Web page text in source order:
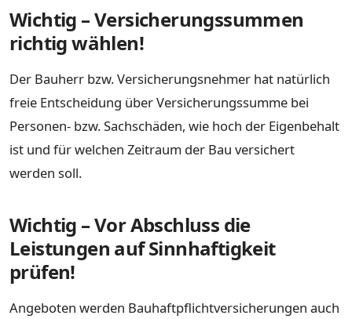
Wichtig – Versicherungssummen
richtig wählen!
Der Bauherr bzw. Versicherungsnehmer hat natürlich
freie Entscheidung über Versicherungssumme bei
Personen- bzw. Sachschäden, wie hoch der Eigenbehalt
ist und für welchen Zeitraum der Bau versichert
werden soll.
Wichtig – Vor Abschluss die
Leistungen auf Sinnhaftigkeit
prüfen!
Angeboten werden Bauhaftpflichtversicherungen auch